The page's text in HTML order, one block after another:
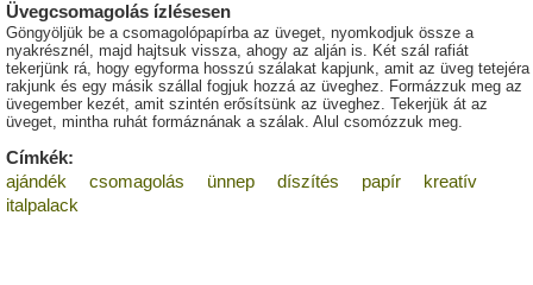
Üvegcsomagolás ízlésesen
Göngyöljük be a csomagolópapírba az üveget, nyomkodjuk össze a
nyakrésznél, majd hajtsuk vissza, ahogy az alján is. Két szál rafiát
tekerjünk rá, hogy egyforma hosszú szálakat kapjunk, amit az üveg tetejéra
rakjunk és egy másik szállal fogjuk hozzá az üveghez. Formázzuk meg az
üvegember kezét, amit szintén erősítsünk az üveghez. Tekerjük át az
üveget, mintha ruhát formáznának a szálak. Alul csomózzuk meg.
Címkék:
ajándék
csomagolás ünnep díszítés papír
kreatív
italpalack